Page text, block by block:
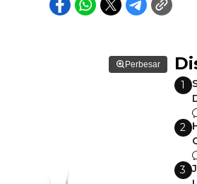
Perbesar
1
2
3